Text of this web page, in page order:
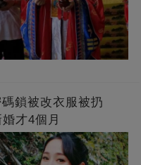
鎖被改衣服被扔
才4個月